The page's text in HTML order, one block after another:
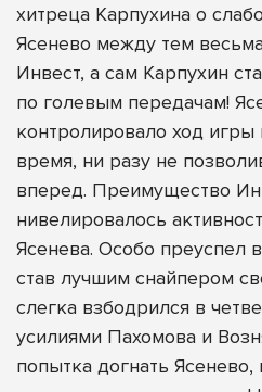
хитреца Карпухина о
Ясенево между тем
Инвест, а сам Карпухин
по голевым передачам!
контролировало ход игры
время, ни разу не
вперед. Преимущество
нивелировалось
Ясенева. Особо преуспел
став лучшим снайпером
слегка взбодрился в
усилиями Пахомова и
попытка догнать Ясенево,